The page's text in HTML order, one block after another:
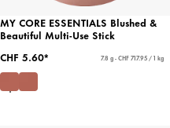
MY CORE ESSENTIALS Blushed &
Beautiful Multi-Use Stick
CHF 5.60*
7.8 g - CHF 717.95 / 1 kg